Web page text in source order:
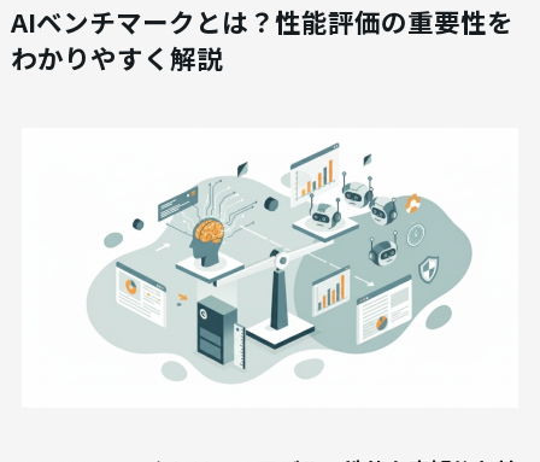
AIベンチマークとは？性能評価の重要性を
わかりやすく解説